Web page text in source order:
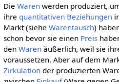
Die Warenwerden produziert,
ihre quantitativen Beziehungen
Markt (siehe Warentausch)
schon bevor sie einen Preis
den Warenäußerlich, weil sie
voraussetzen. Aber auf dem
Zirkulationder produzierten